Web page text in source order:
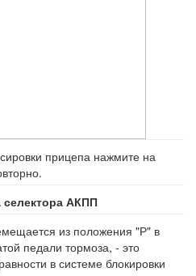
прицепа нажмите на
селектора АКПП
из положения "Р" в
педали тормоза, - это
в системе блокировки